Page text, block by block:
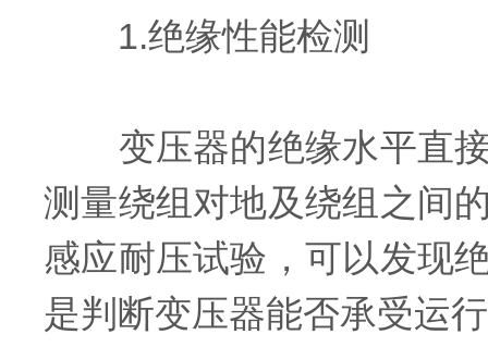
1.绝缘性能检测
变压器的绝缘水平直接
测量绕组对地及绕组之间
感应耐压试验，可以发现
是判断变压器能否承受运